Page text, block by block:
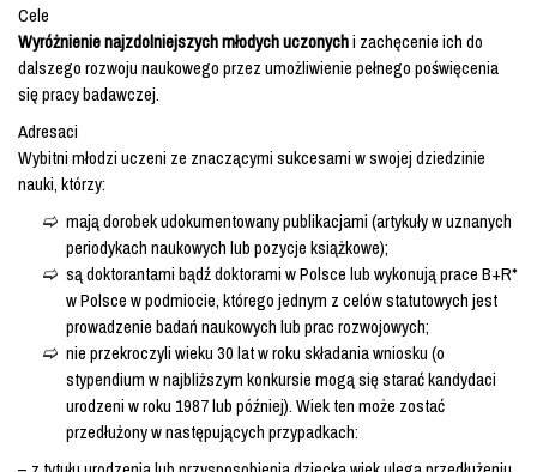
Cele
Wyróżnienie najzdolniejszych młodych uczonychi zachęcenie ich do
dalszego rozwoju naukowego przez umożliwienie pełnego poświęcenia
się pracy badawczej.
Adresaci
Wybitni młodzi uczeni ze znaczącymi sukcesami w swojej dziedzinie
nauki, którzy:
mają dorobek udokumentowany publikacjami (artykuły w uznanych
periodykach naukowych lub pozycje książkowe);
są doktorantami bądź doktorami w Polsce lub wykonują prace B+R*
w Polsce w podmiocie, którego jednym z celów statutowych jest
prowadzenie badań naukowych lub prac rozwojowych;
nie przekroczyli wieku 30 lat w roku składania wniosku (o
stypendium w najbliższym konkursie mogą się starać kandydaci
urodzeni w roku 1987 lub później). Wiek ten może zostać
przedłużony w następujących przypadkach: